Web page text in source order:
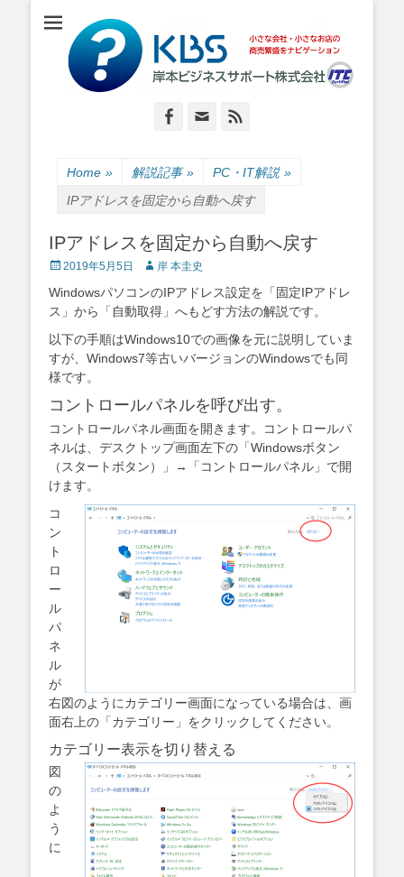
岸本ビジネスサポ
ート株式会社
小さな会社・小さなお店のIT経営をナビゲーション
Facebook
Email
Home » 解説記事 » PC・IT解説 »
IPアドレスを固定から自動へ戻す
IPアドレスを固定から自動へ戻す
Posted
2019年5月5日 Author
岸 本圭史
WindowsパソコンのIPアドレス設定を「固定IPアドレ
ス」から「自動取得」へもどす方法の解説です。
以下の手順はWindows10での画像を元に説明していま
すが、Windows7等古いバージョンのWindowsでも同
様です。
コントロールパネルを呼び出す。
コントロールパネル画面を開きます。コントロールパ
ネルは、デスクトップ画面左下の「Windowsボタン
（スタートボタン）」→「コントロールパネル」で開
けます。
コ
ン
ト
ロ
ー
ル
パ
ネ
ル
が
右図のようにカテゴリー画面になっている場合は、画
面右上の「カテゴリー」をクリックしてください。
カテゴリー表示を切り替える
図
の
よ
う
に